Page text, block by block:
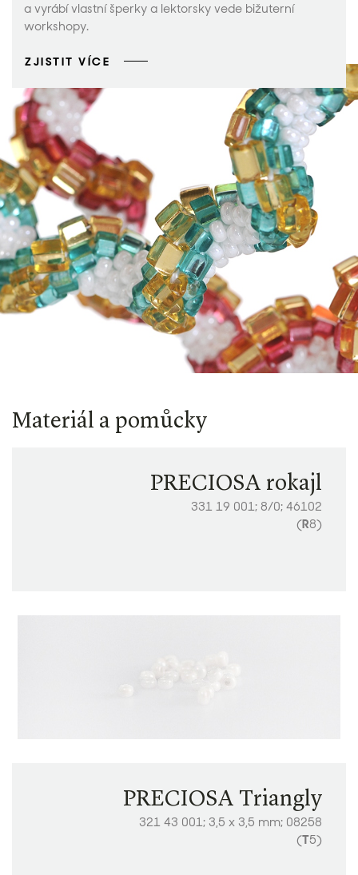
a vyrábí vlastní šperky a lektorsky vede bižuterní
workshopy.
ZJISTIT VÍCE
Materiál a pomůcky
PRECIOSA rokajl
331 19 001; 8/0; 46102
(R8)
PRECIOSA Triangly
321 43 001; 3,5 x 3,5 mm; 08258
(T5)